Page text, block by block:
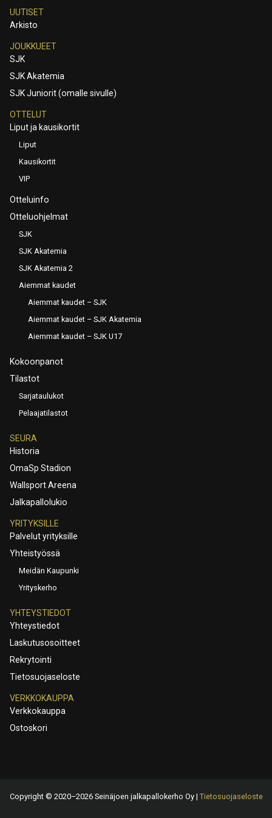
UUTISET
Arkisto
JOUKKUEET
SJK
SJK Akatemia
SJK Juniorit (omalle sivulle)
OTTELUT
Liput ja kausikortit
Liput
Kausikortit
VIP
Otteluinfo
Otteluohjelmat
SJK
SJK Akatemia
SJK Akatemia 2
Aiemmat kaudet
Aiemmat kaudet – SJK
Aiemmat kaudet – SJK Akatemia
Aiemmat kaudet – SJK U17
Kokoonpanot
Tilastot
Sarjataulukot
Pelaajatilastot
SEURA
Historia
OmaSp Stadion
Wallsport Areena
Jalkapallolukio
YRITYKSILLE
Palvelut yrityksille
Yhteistyössä
Meidän Kaupunki
Yrityskerho
YHTEYSTIEDOT
Yhteystiedot
Laskutusosoitteet
Rekrytointi
Tietosuojaseloste
VERKKOKAUPPA
Verkkokauppa
Ostoskori
Copyright © 2020–2026 Seinäjoen jalkapallokerho Oy | Tietosuojaseloste